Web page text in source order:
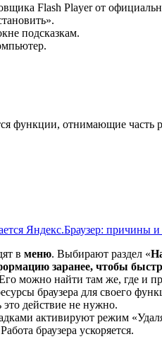
Flash Player от
подсказкам.
функции, отнимающие
Яндекс.Браузер: причины
в меню. Выбирают раздел «
заранее, чтобы
можно найти там же, где и
браузера для своего
действие не нужно.
активируют режим
браузера ускоряется.